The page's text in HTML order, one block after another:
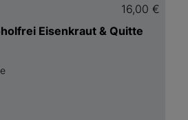
16,00 €
Eisenkraut & Quitte